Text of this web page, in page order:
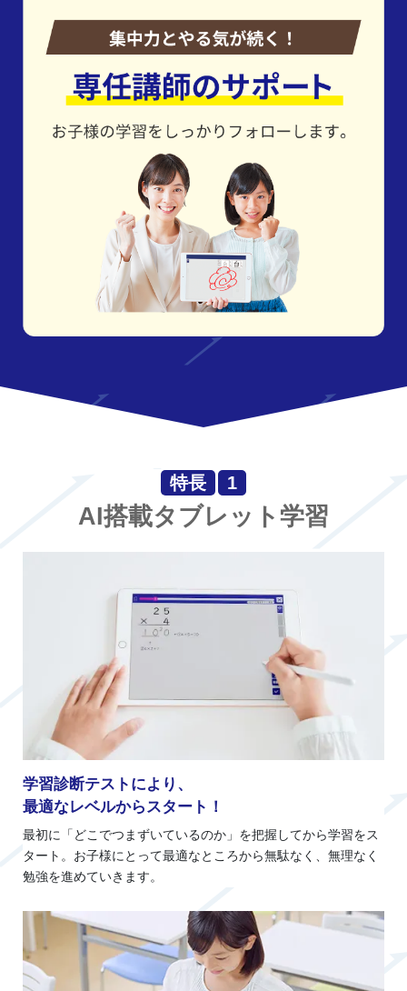
特長 1
AI搭載タブレット学習
学習診断テストにより、
最適なレベルからスタート！
最初に「どこでつまずいているのか」を把握してから学習をス
タート。お子様にとって最適なところから無駄なく、無理なく
勉強を進めていきます。